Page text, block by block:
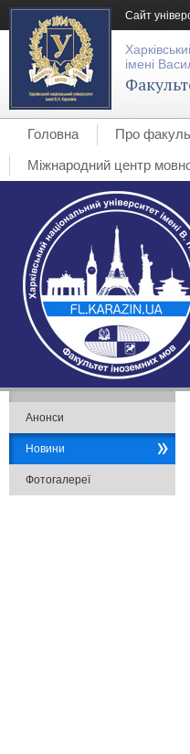
Сайт
імені
Головна Про
Міжнародний центр
Анонси
Новини
Фотогалереї